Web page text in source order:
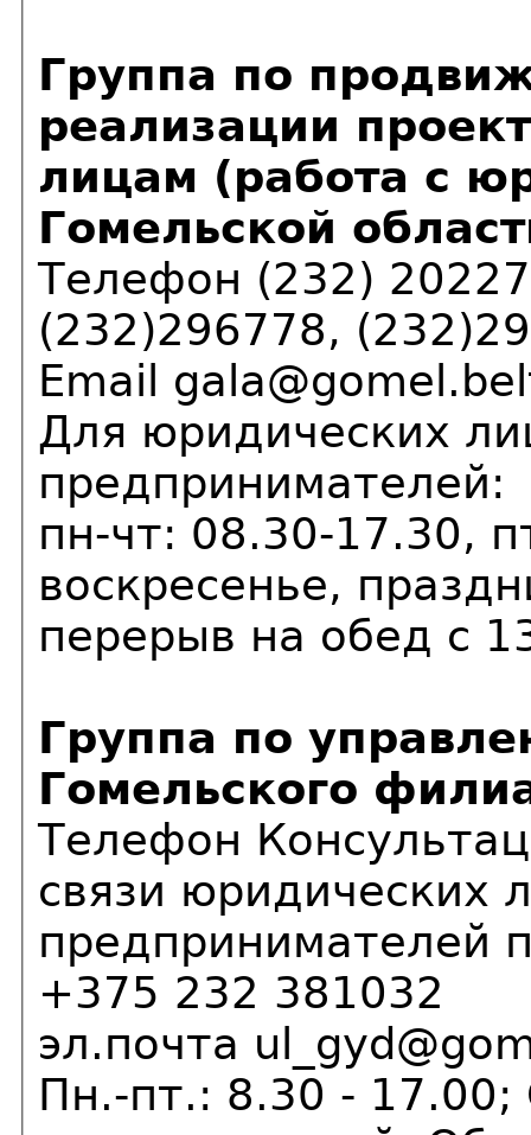
Группа по
реализации
лицам (работа с
Гомельской
Телефон (232)
(232)296778,
Email
Для юридических
предпринимателей:
пн-чт: 08.30-17.30,
воскресенье,
перерыв на обед с
Группа по
Гомельского
Телефон
связи юридических
предпринимателей
+375 232 381032
эл.почта
Пн.-пт.: 8.30 -